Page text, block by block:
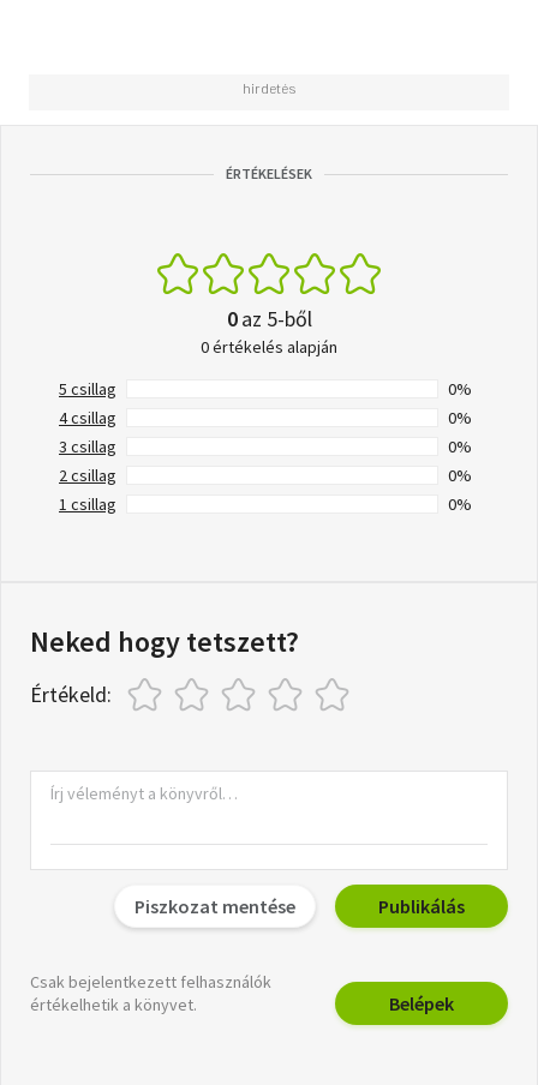
ÉRTÉKELÉSEK
0az 5-ből
0 értékelés alapján
5 csillag
0%
4 csillag
0%
3 csillag
0%
2 csillag
0%
1 csillag
0%
Neked hogy tetszett?
Értékeld:
Piszkozat mentése Publikálás
Csak bejelentkezett felhasználók
értékelhetik a könyvet.
Belépek